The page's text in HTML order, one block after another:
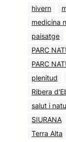
hivern
medicina
paisatge
PARC
PARC
plenitud
Ribera
salut i
SIURANA
Terra Alta